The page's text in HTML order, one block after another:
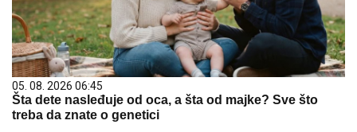
05. 08. 2026 06:45
Šta dete nasleđuje od oca, a šta od majke? Sve što
treba da znate o genetici